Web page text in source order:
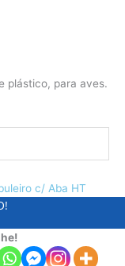
plástico, para aves.
Price
€7.80
This
variants.